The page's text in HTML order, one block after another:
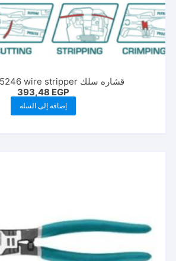
قشاره سلك tht15246 wire stripper توتال
393,48 EGP
إضافة إلى السلة